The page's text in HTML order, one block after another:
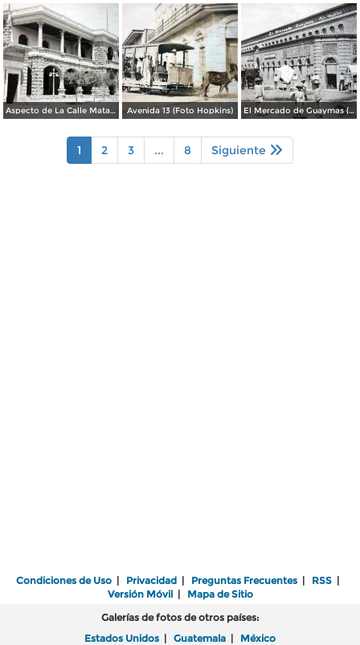
Aspecto de La Calle Matamoros ( Mayo de 1920 ). Avenida 13 (Foto Hopkins) El Mercado de Guaymas (Foto Hopkins)
1 2 3 ... 8 Siguiente
Condiciones de Uso | Privacidad | Preguntas Frecuentes | RSS |
Versión Móvil| Mapa de Sitio
Galerías de fotos de otros países:
Estados Unidos | Guatemala | México